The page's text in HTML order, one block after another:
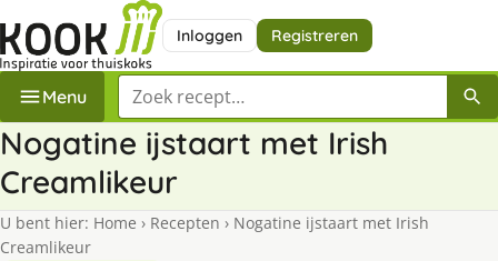
Inloggen Registreren
Menu Zoek een recept
Nogatine ijstaart met Irish
Creamlikeur
U bent hier: Home › Recepten › Nogatine ijstaart met Irish
Creamlikeur